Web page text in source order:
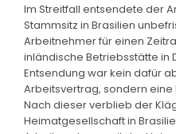
Im Streitfall entsendete der
Stammsitz in Brasilien
Arbeitnehmer für einen
inländische Betriebsstätte in
Entsendung war kein dafür
Arbeitsvertrag, sondern
Nach dieser verblieb der
Heimatgesellschaft in